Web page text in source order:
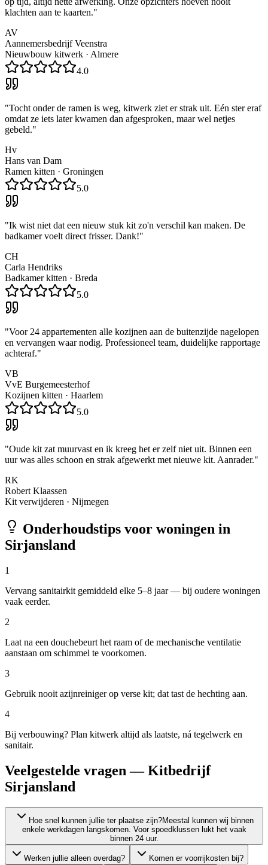
klachten aan te kaarten."
AV
Aannemersbedrijf Veenstra
Nieuwbouw kitwerk · Almere
4.0
"Tocht onder de ramen is weg, kitwerk ziet er strak uit. Eén ster eraf
omdat ze iets later kwamen dan afgesproken, maar wel netjes
gebeld."
Hv
Hans van Dam
Ramen kitten · Groningen
5.0
"Ik wist niet dat een nieuw stuk kit zo'n verschil kan maken. De
badkamer voelt direct frisser. Dank!"
CH
Carla Hendriks
Badkamer kitten · Breda
5.0
"Voor 24 appartementen alle kozijnen aan de buitenzijde nagelopen
en vervangen waar nodig. Professioneel team, duidelijke rapportage
achteraf."
VB
VvE Burgemeesterhof
Kozijnen kitten · Haarlem
5.0
"Oude kit zat muurvast en ik kreeg het er zelf niet uit. Binnen een
uur was alles schoon en strak afgewerkt met nieuwe kit. Aanrader."
RK
Robert Klaassen
Kit verwijderen · Nijmegen
Onderhoudstips voor woningen in
Sirjansland
1
Vervang sanitairkit gemiddeld elke 5–8 jaar — bij oudere woningen
vaak eerder.
2
Laat na een douchebeurt het raam of de mechanische ventilatie
aanstaan om schimmel te voorkomen.
3
Gebruik nooit azijnreiniger op verse kit; dat tast de hechting aan.
4
Bij verbouwing? Plan kitwerk altijd als laatste, ná tegelwerk en
sanitair.
Veelgestelde vragen — Kitbedrijf
Sirjansland
Hoe snel kunnen jullie ter plaatse zijn?Meestal kunnen wij binnen
enkele werkdagen langskomen. Voor spoedklussen lukt het vaak
binnen 24 uur.
Werken jullie alleen overdag? Komen er voorrijkosten bij?